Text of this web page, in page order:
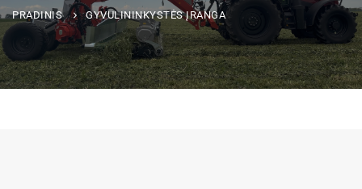
PRADINIS GYVULININKYSTĖS ĮRANGA